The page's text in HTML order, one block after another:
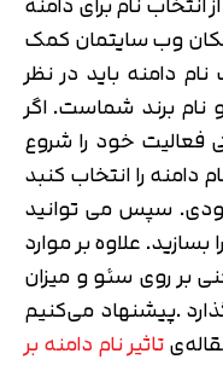
مکان وب سایتمان کمک
دامنه باید در نظر
نام برند شماست. اگر
فعالیت خود را شروع
دامنه را انتخاب کنبد
سپس می توانید
علاوه بر موارد
بر روی سئو و میزان
.پیشنهاد می‌کنیم
تاثیر نام دامنه بر